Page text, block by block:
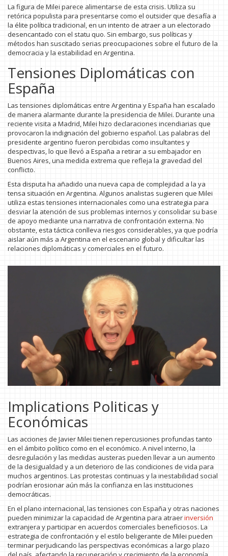
La figura de Milei parece alimentarse de esta crisis. Utiliza su
retórica populista para presentarse como el outsider que desafía a
la élite política tradicional, en un intento de atraer a un electorado
desencantado con el statu quo. Sin embargo, sus políticas y
métodos han suscitado serias preocupaciones sobre el futuro de la
democracia y la estabilidad en Argentina.
Tensiones Diplomáticas con
España
Las tensiones diplomáticas entre Argentina y España han escalado
de manera alarmante durante la presidencia de Milei. Durante una
reciente visita a Madrid, Milei hizo declaraciones incendiarias que
provocaron la indignación del gobierno español. Las palabras del
presidente argentino fueron percibidas como insultantes y
despectivas, lo que llevó a España a retirar a su embajador en
Buenos Aires, una medida extrema que refleja la gravedad del
conflicto.
Esta disputa ha añadido una nueva capa de complejidad a la ya
tensa situación en Argentina. Algunos analistas sugieren que Milei
utiliza estas tensiones internacionales como una estrategia para
desviar la atención de sus problemas internos y consolidar su base
de apoyo mediante una narrativa de confrontación externa. No
obstante, esta táctica conlleva riesgos considerables, ya que podría
aislar aún más a Argentina en el escenario global y dificultar las
relaciones diplomáticas y comerciales en el futuro.
Implications Politicas y
Económicas
Las acciones de Javier Milei tienen repercusiones profundas tanto
en el ámbito político como en el económico. A nivel interno, la
desregulación y las medidas austeras pueden llevar a un aumento
de la desigualdad y a un deterioro de las condiciones de vida para
muchos argentinos. Las protestas continuas y la inestabilidad social
podrían erosionar aún más la confianza en las instituciones
democráticas.
En el plano internacional, las tensiones con España y otras naciones
pueden minimizar la capacidad de Argentina para atraerinversión
extranjera y participar en acuerdos comerciales beneficiosos. La
estrategia de confrontación y el estilo beligerante de Milei pueden
terminar perjudicando las perspectivas económicas a largo plazo